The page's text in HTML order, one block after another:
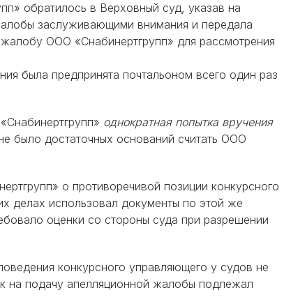
обратилось в Верховный суд, указав на
заслуживающими внимания и передала
ООО «Снабинертгрупп» для рассмотрения
была предпринята почтальоном всего один раз
однократная попытка вручения
было достаточных оснований считать ООО
о противоречивой позиции конкурсного
делах использовал документы по этой же
оценки со стороны суда при разрешении
конкурсного управляющего у судов не
на подачу апелляционной жалобы подлежал